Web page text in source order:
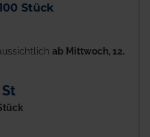
Stück
ab Mittwoch, 12.